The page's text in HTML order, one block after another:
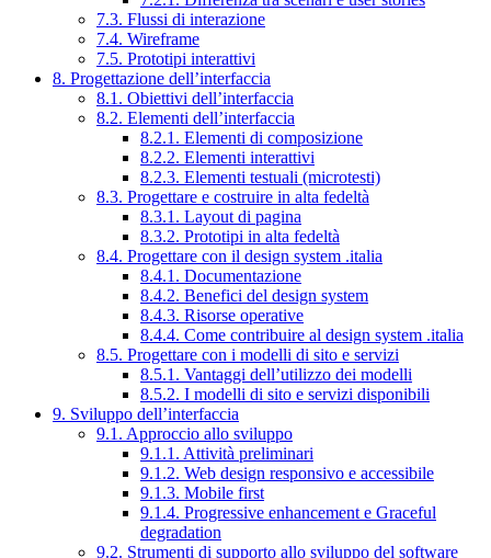
7.3. Flussi di interazione
7.4. Wireframe
7.5. Prototipi interattivi
8. Progettazione dell’interfaccia
8.1. Obiettivi dell’interfaccia
8.2. Elementi dell’interfaccia
8.2.1. Elementi di composizione
8.2.2. Elementi interattivi
8.2.3. Elementi testuali (microtesti)
8.3. Progettare e costruire in alta fedeltà
8.3.1. Layout di pagina
8.3.2. Prototipi in alta fedeltà
8.4. Progettare con il design system .italia
8.4.1. Documentazione
8.4.2. Benefici del design system
8.4.3. Risorse operative
8.4.4. Come contribuire al design system .italia
8.5. Progettare con i modelli di sito e servizi
8.5.1. Vantaggi dell’utilizzo dei modelli
8.5.2. I modelli di sito e servizi disponibili
9. Sviluppo dell’interfaccia
9.1. Approccio allo sviluppo
9.1.1. Attività preliminari
9.1.2. Web design responsivo e accessibile
9.1.3. Mobile first
9.1.4. Progressive enhancement e Graceful
degradation
9.2. Strumenti di supporto allo sviluppo del software